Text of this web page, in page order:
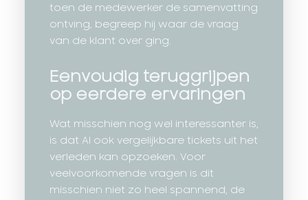
toen de medewerker de samenvatting
ontving, begreep hij waar de vraag
van de klant over ging.
Eenvoudig teruggrijpen
op eerdere ervaringen
Wat misschien nog wel interessanter is,
is dat AI ook vergelijkbare tickets uit het
verleden kan opzoeken. Voor
veelvoorkomende vragen is dit
misschien niet zo heel spannend, de